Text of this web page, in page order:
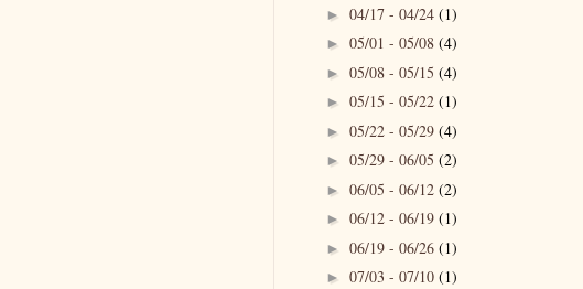
► 04/17 - 04/24 (1)
► 05/01 - 05/08 (4)
► 05/08 - 05/15 (4)
► 05/15 - 05/22 (1)
► 05/22 - 05/29 (4)
► 05/29 - 06/05 (2)
► 06/05 - 06/12 (2)
► 06/12 - 06/19 (1)
► 06/19 - 06/26 (1)
► 07/03 - 07/10 (1)